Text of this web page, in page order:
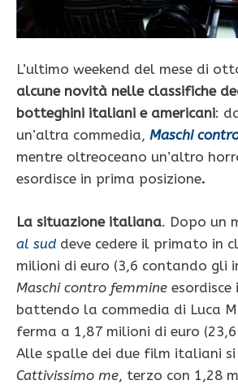
L’ultimo weekend del mese di
alcune novità nelle classifiche
botteghini italiani e americani:
un’altra commedia, Maschi
mentre oltreoceano un’altro
esordisce in prima posizione.
La situazione italiana. Dopo un
al suddeve cedere il primato in
milioni di euro (3,6 contando gli
Maschi contro femmine
battendo la commedia di Luca
ferma a 1,87 milioni di euro
Alle spalle dei due film italiani si
Cattivissimo me, terzo con 1,28